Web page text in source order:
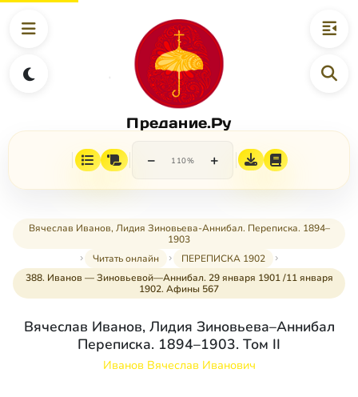
Предание.Ру
− 110% +
Вячеслав Иванов, Лидия Зиновьева-Аннибал. Переписка. 1894–
1903
Читать онлайн
ПЕРЕПИСКА 1902
388. Иванов — Зиновьевой—Аннибал. 29 января 1901 /11 января
1902. Афины 567
Вячеслав Иванов, Лидия Зиновьева–Аннибал
Переписка. 1894–1903. Том II
Иванов Вячеслав Иванович